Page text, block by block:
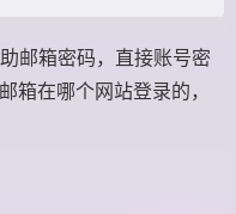
邮箱密码，直接账号密
箱在哪个网站登录的，